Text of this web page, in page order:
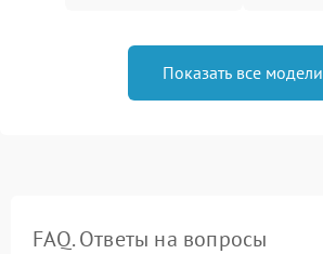
Показать все модели
FAQ. Ответы на вопросы